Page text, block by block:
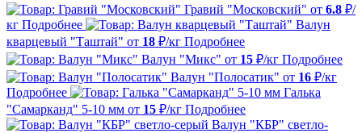
Гравий "Московский" от 6.8 ₽/
кг Подробнее
Валун
кварцевый "Таштай" от 18 ₽/кг Подробнее
Валун "Микс" от 15 ₽/кг Подробнее
Валун "Полосатик" от 16 ₽/кг
Подробнее
Галька
"Самарканд" 5-10 мм от 15 ₽/кг Подробнее
Валун "КБР" светло-